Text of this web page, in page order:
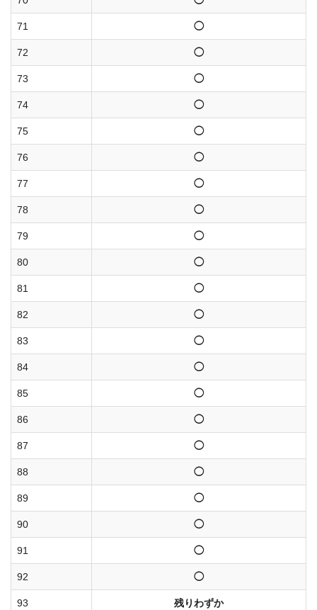
71 ◯
72 ◯
73 ◯
74 ◯
75 ◯
76 ◯
77 ◯
78 ◯
79 ◯
80 ◯
81 ◯
82 ◯
83 ◯
84 ◯
85 ◯
86 ◯
87 ◯
88 ◯
89 ◯
90 ◯
91 ◯
92 ◯
93 残りわずか